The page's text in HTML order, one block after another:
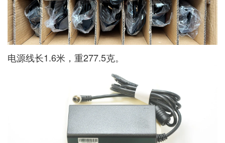
电源线长1.6米，重277.5克。